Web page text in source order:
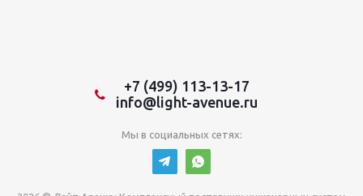
+7 (499) 113-13-17
info@light-avenue.ru
Мы в социальных сетях: